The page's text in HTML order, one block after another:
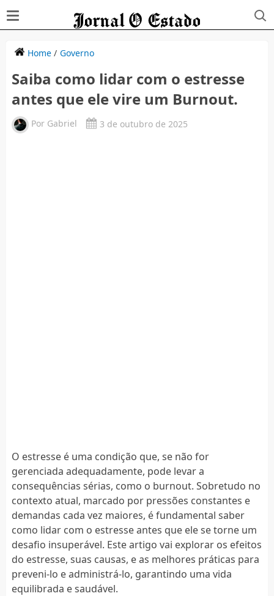
Home/ Governo
Saiba como lidar com o estresse
antes que ele vire um Burnout.
Por Gabriel 3 de outubro de 2025
O estresse é uma condição que, se não for
gerenciada adequadamente, pode levar a
consequências sérias, como o burnout. Sobretudo no
contexto atual, marcado por pressões constantes e
demandas cada vez maiores, é fundamental saber
como lidar com o estresse antes que ele se torne um
desafio insuperável. Este artigo vai explorar os efeitos
do estresse, suas causas, e as melhores práticas para
preveni-lo e administrá-lo, garantindo uma vida
equilibrada e saudável.